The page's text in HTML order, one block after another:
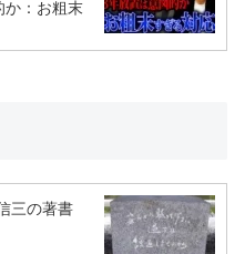
か：お粗末
三の著書